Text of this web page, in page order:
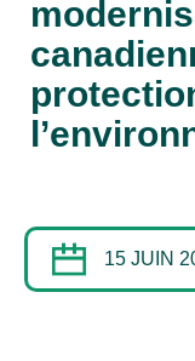
15 JUIN